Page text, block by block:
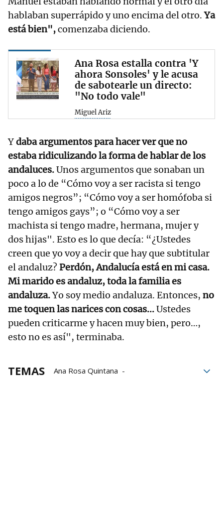
hablaban superrápido y uno encima del otro.Ya
está bien",comenzaba diciendo.
Ana Rosa estalla contra 'Y
ahora Sonsoles' y le acusa
de sabotearle un directo:
"No todo vale"
Miguel Ariz
Ydaba argumentos para hacer ver que no
estaba ridiculizando la forma de hablar de los
andaluces.Unos argumentos que sonaban un
poco a lo de “Cómo voy a ser racista si tengo
amigos negros”; “Cómo voy a ser homófoba si
tengo amigos gays”; o “Cómo voy a ser
machista si tengo madre, hermana, mujer y
dos hijas". Esto es lo que decía: “¿Ustedes
creen que yo voy a decir que hay que subtitular
el andaluz?Perdón, Andalucía está en mi casa.
Mi marido es andaluz, toda la familia es
andaluza.Yo soy medio andaluza. Entonces, no
me toquen las narices con cosas...Ustedes
pueden criticarme y hacen muy bien, pero…,
esto no es así", terminaba.
TEMAS
Ana Rosa Quintana